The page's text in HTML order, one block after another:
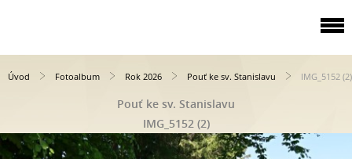
Úvod Fotoalbum Rok 2026 Pouť ke sv. Stanislavu IMG_5152 (2)
Pouť ke sv. Stanislavu
IMG_5152 (2)